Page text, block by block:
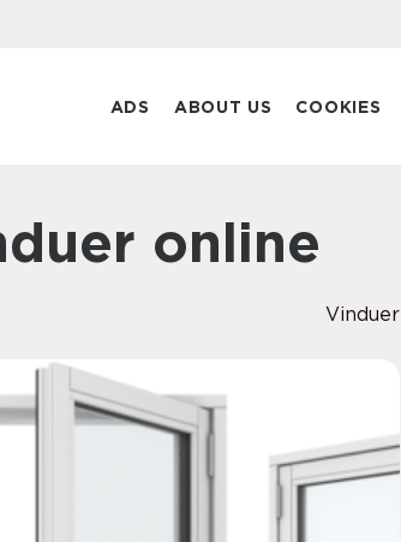
ADS ABOUT US COOKIES
online
Vinduer